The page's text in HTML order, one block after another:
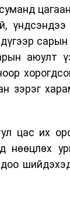
аюулт
зэрэг
цас их
нөөцлөх